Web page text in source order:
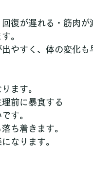
復が遅れる・筋肉が
。
やすく、体の変化も
ます。
前に暴食する
す。
ち着きます。
なります。